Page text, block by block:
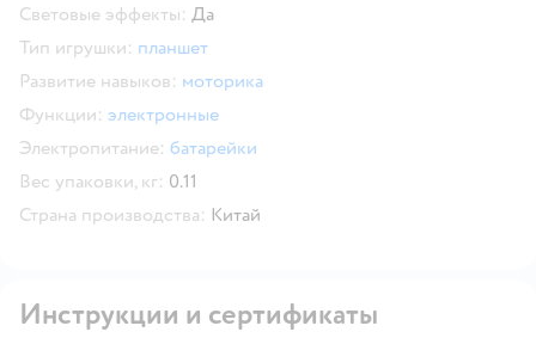
Световые эффекты: Да
Тип игрушки: планшет
Развитие навыков: моторика
Функции: электронные
Электропитание: батарейки
Вес упаковки, кг: 0.11
Страна производства: Китай
Инструкции и сертификаты